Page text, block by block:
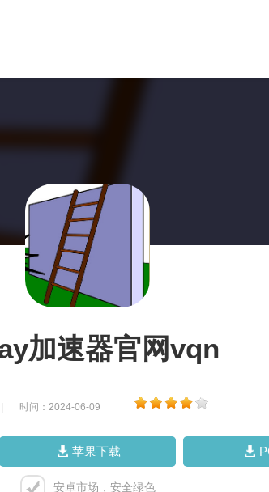
加速器官网vqn
时间：2024-06-09
苹果下载
安卓市场，安全绿色